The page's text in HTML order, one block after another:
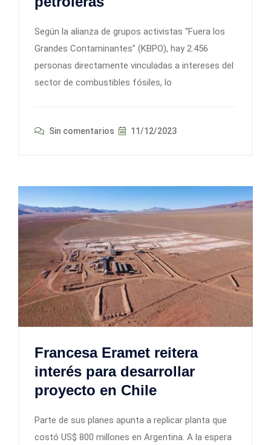
Según la alianza de grupos activistas “Fuera los
Grandes Contaminantes” (KBPO), hay 2.456
personas directamente vinculadas a intereses del
sector de combustibles fósiles, lo
Sin comentarios 11/12/2023
Francesa Eramet reitera
interés para desarrollar
proyecto en Chile
Parte de sus planes apunta a replicar planta que
costó US$ 800 millones en Argentina. A la espera